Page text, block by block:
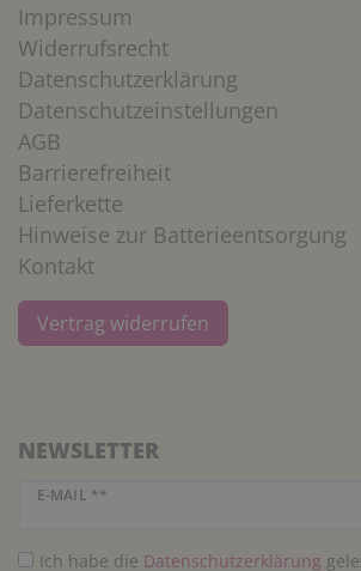
Impressum
Widerrufsrecht
Datenschutzerklärung
Datenschutzeinstellungen
AGB
Barrierefreiheit
Lieferkette
Hinweise zur Batterieentsorgung
Kontakt
Vertrag widerrufen
NEWSLETTER
E-MAIL **
Newsletter Honig
Ich habe die Daten­schutz­erklärung